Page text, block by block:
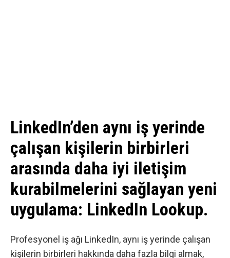
LinkedIn’den aynı iş yerinde
çalışan kişilerin birbirleri
arasında daha iyi iletişim
kurabilmelerini sağlayan yeni
uygulama: LinkedIn Lookup.
Profesyonel iş ağı LinkedIn, aynı iş yerinde çalışan
kişilerin birbirleri hakkında daha fazla bilgi almak,